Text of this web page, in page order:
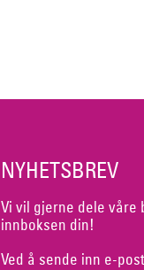
NYHETSBREV
Vi vil gjerne dele våre
innboksen din!
Ved å sende inn e-